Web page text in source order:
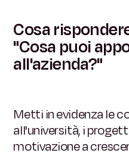
Cosa
"Cosa puoi
all'azienda?"
Metti in evidenza le
all'università, i
motivazione a